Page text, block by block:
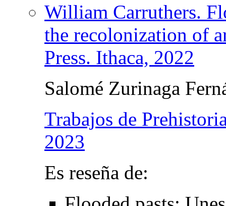
William Carruthers.
the recolonization of
Press. Ithaca, 2022
Salomé Zurinaga
Trabajos de
2023
Es reseña de: